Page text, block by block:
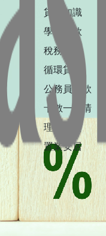
貸款知識
學生貸款
稅務貸款
循環貸款
公務員貸款
卡數一筆清
理財投資
置業安居